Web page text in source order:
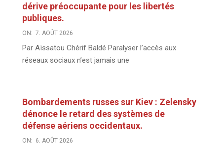
dérive préoccupante pour les libertés
publiques.
ON: 7. AOÛT 2026
Par Aïssatou Chérif Baldé Paralyser l’accès aux
réseaux sociaux n’est jamais une
Bombardements russes sur Kiev : Zelensky
dénonce le retard des systèmes de
défense aériens occidentaux.
ON: 6. AOÛT 2026